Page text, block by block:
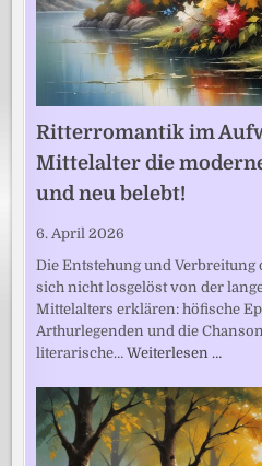
Ritterromantik im
Mittelalter die
und neu belebt!
6. April 2026
Die Entstehung und
sich nicht losgelöst von der
Mittelalters erklären: höfische
Arthurlegenden und die
literarische…Weiterlesen …